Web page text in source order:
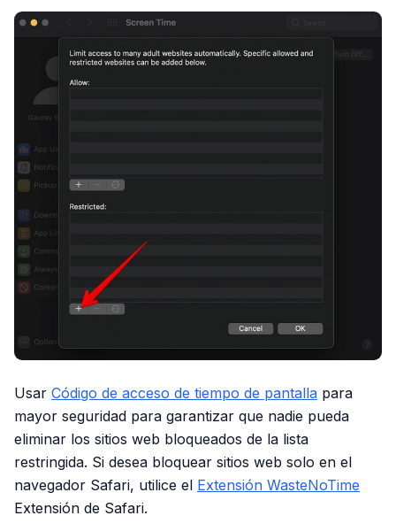
Usar Código de acceso de tiempo de pantalla para
mayor seguridad para garantizar que nadie pueda
eliminar los sitios web bloqueados de la lista
restringida. Si desea bloquear sitios web solo en el
navegador Safari, utilice el Extensión WasteNoTime
Extensión de Safari.